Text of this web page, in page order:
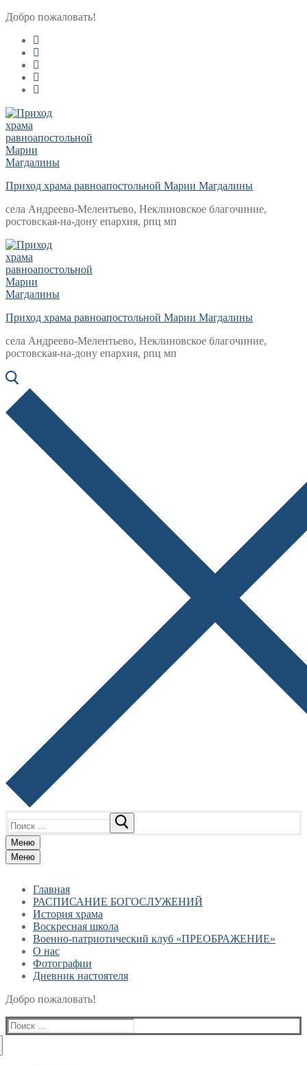
Перейти
содержимому
Меню
Закрыть
Добро пожаловать!
Приход храма равноапостольной Марии Магдалины
села Андреево-Мелентьево, Неклиновское благочиние,
ростовская-на-дону епархия, рпц мп
Приход храма равноапостольной Марии Магдалины
села Андреево-Мелентьево, Неклиновское благочиние,
ростовская-на-дону епархия, рпц мп
Меню
Меню
Главная
РАСПИСАНИЕ БОГОСЛУЖЕНИЙ
История храма
Воскресная школа
Военно-патриотический клуб «ПРЕОБРАЖЕНИЕ»
О нас
Фотографии
Дневник настоятеля
Добро пожаловать!
Найти: